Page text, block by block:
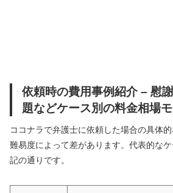
依頼時の費用事例紹介 – 慰
題などケース別の料金相場
ココナラで弁護士に依頼した場合の具体
難易度によって差があります。代表的な
記の通りです。